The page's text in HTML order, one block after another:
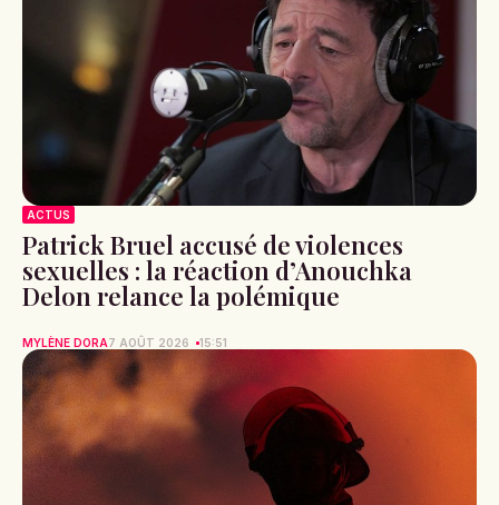
ACTUS
Patrick Bruel accusé de violences
sexuelles : la réaction d’Anouchka
Delon relance la polémique
MYLÈNE DORA7 AOÛT 2026 15:51